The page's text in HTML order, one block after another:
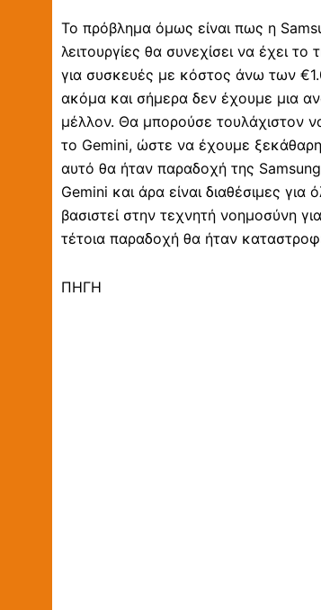
Το πρόβλημα όμως είναι πως η
λειτουργίες θα συνεχίσει να έχει
για συσκευές με κόστος άνω των
ακόμα και σήμερα δεν έχουμε μια
μέλλον. Θα μπορούσε τουλάχιστον
το Gemini, ώστε να έχουμε
αυτό θα ήταν παραδοχή της
Gemini και άρα είναι διαθέσιμες
βασιστεί στην τεχνητή νοημοσύνη
τέτοια παραδοχή θα ήταν
ΠΗΓΗ